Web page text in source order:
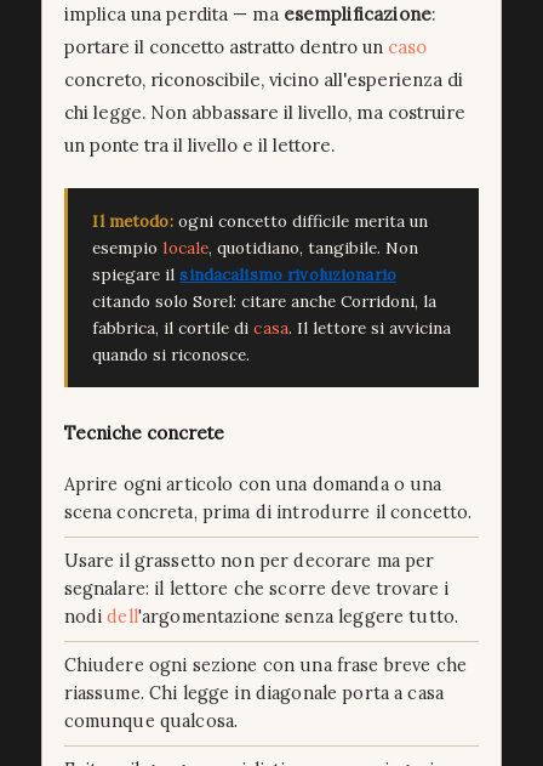
implica una perdita — ma esemplificazione:
portare il concetto astratto dentro un caso
concreto, riconoscibile, vicino all'esperienza di
chi legge. Non abbassare il livello, ma costruire
un ponte tra il livello e il lettore.
Il metodo:ogni concetto difficile merita un
esempio locale, quotidiano, tangibile. Non
spiegare ilsindacalismo rivoluzionario
citando solo Sorel: citare anche Corridoni, la
fabbrica, il cortile dicasa. Il lettore si avvicina
quando si riconosce.
Tecniche concrete
Aprire ogni articolo con una domanda o una
scena concreta, prima di introdurre il concetto.
Usare il grassetto non per decorare ma per
segnalare: il lettore che scorre deve trovare i
nodidell'argomentazione senza leggere tutto.
Chiudere ogni sezione con una frase breve che
riassume. Chi legge in diagonale porta a casa
comunque qualcosa.